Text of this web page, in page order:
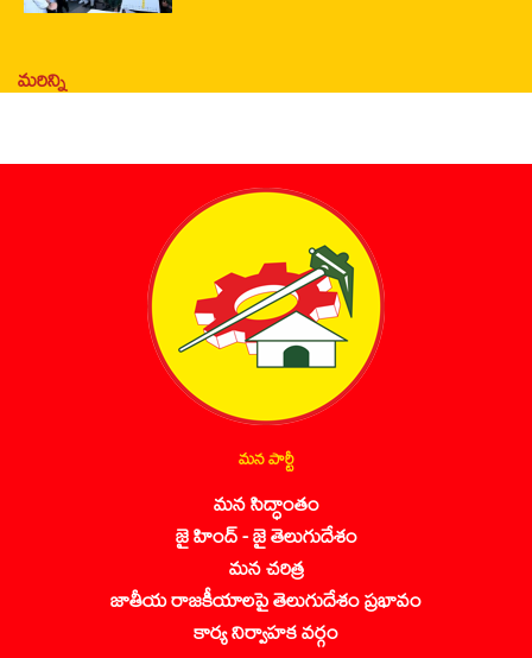
మరిన్ని
మన పార్టీ
మన సిద్ధాంతం
జై హింద్ - జై తెలుగుదేశం
మన చరిత్ర
జాతీయ రాజకీయాలపై తెలుగుదేశం ప్రభావం
కార్య నిర్వాహక వర్గం